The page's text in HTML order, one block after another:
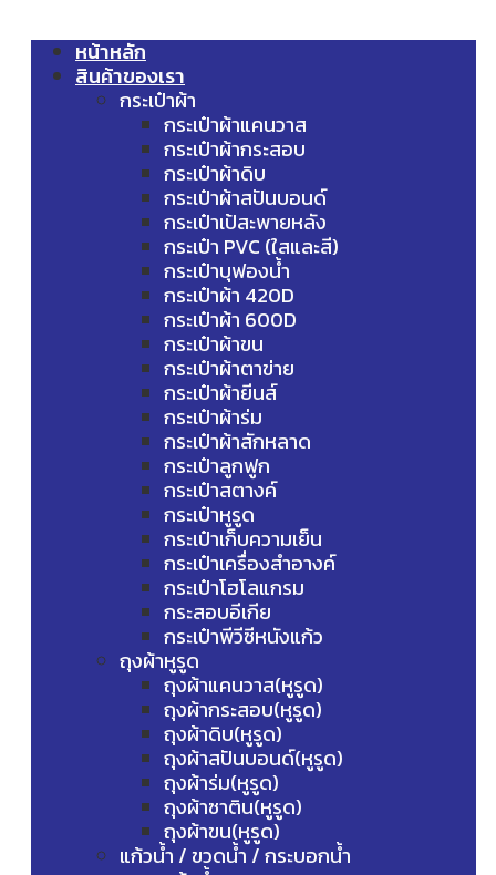
หน้าหลัก
สินค้าของเรา
กระเป๋าผ้า
กระเป๋าผ้าแคนวาส
กระเป๋าผ้ากระสอบ
กระเป๋าผ้าดิบ
กระเป๋าผ้าสปันบอนด์
กระเป๋าเป้สะพายหลัง
กระเป๋า PVC (ใสและสี)
กระเป๋าบุฟองน้ำ
กระเป๋าผ้า 420D
กระเป๋าผ้า 600D
กระเป๋าผ้าขน
กระเป๋าผ้าตาข่าย
กระเป๋าผ้ายีนส์
กระเป๋าผ้าร่ม
กระเป๋าผ้าสักหลาด
กระเป๋าลูกฟูก
กระเป๋าสตางค์
กระเป๋าหูรูด
กระเป๋าเก็บความเย็น
กระเป๋าเครื่องสำอางค์
กระเป๋าโฮโลแกรม
กระสอบอีเกีย
กระเป๋าพีวีซีหนังแก้ว
ถุงผ้าหูรูด
ถุงผ้าแคนวาส(หูรูด)
ถุงผ้ากระสอบ(หูรูด)
ถุงผ้าดิบ(หูรูด)
ถุงผ้าสปันบอนด์(หูรูด)
ถุงผ้าร่ม(หูรูด)
ถุงผ้าซาติน(หูรูด)
ถุงผ้าขน(หูรูด)
แก้วน้ำ / ขวดน้ำ / กระบอกน้ำ